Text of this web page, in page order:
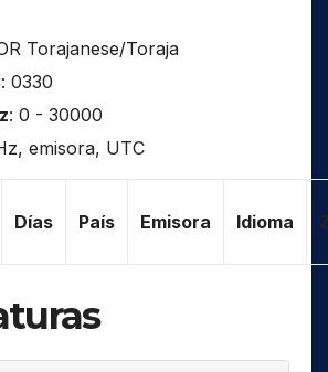
Torajanese/Toraja
: 0330
: 0 - 30000
emisora, UTC
Días País Emisora Idioma